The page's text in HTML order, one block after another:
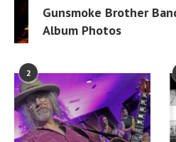
Gunsmoke Brother
Album Photos
2